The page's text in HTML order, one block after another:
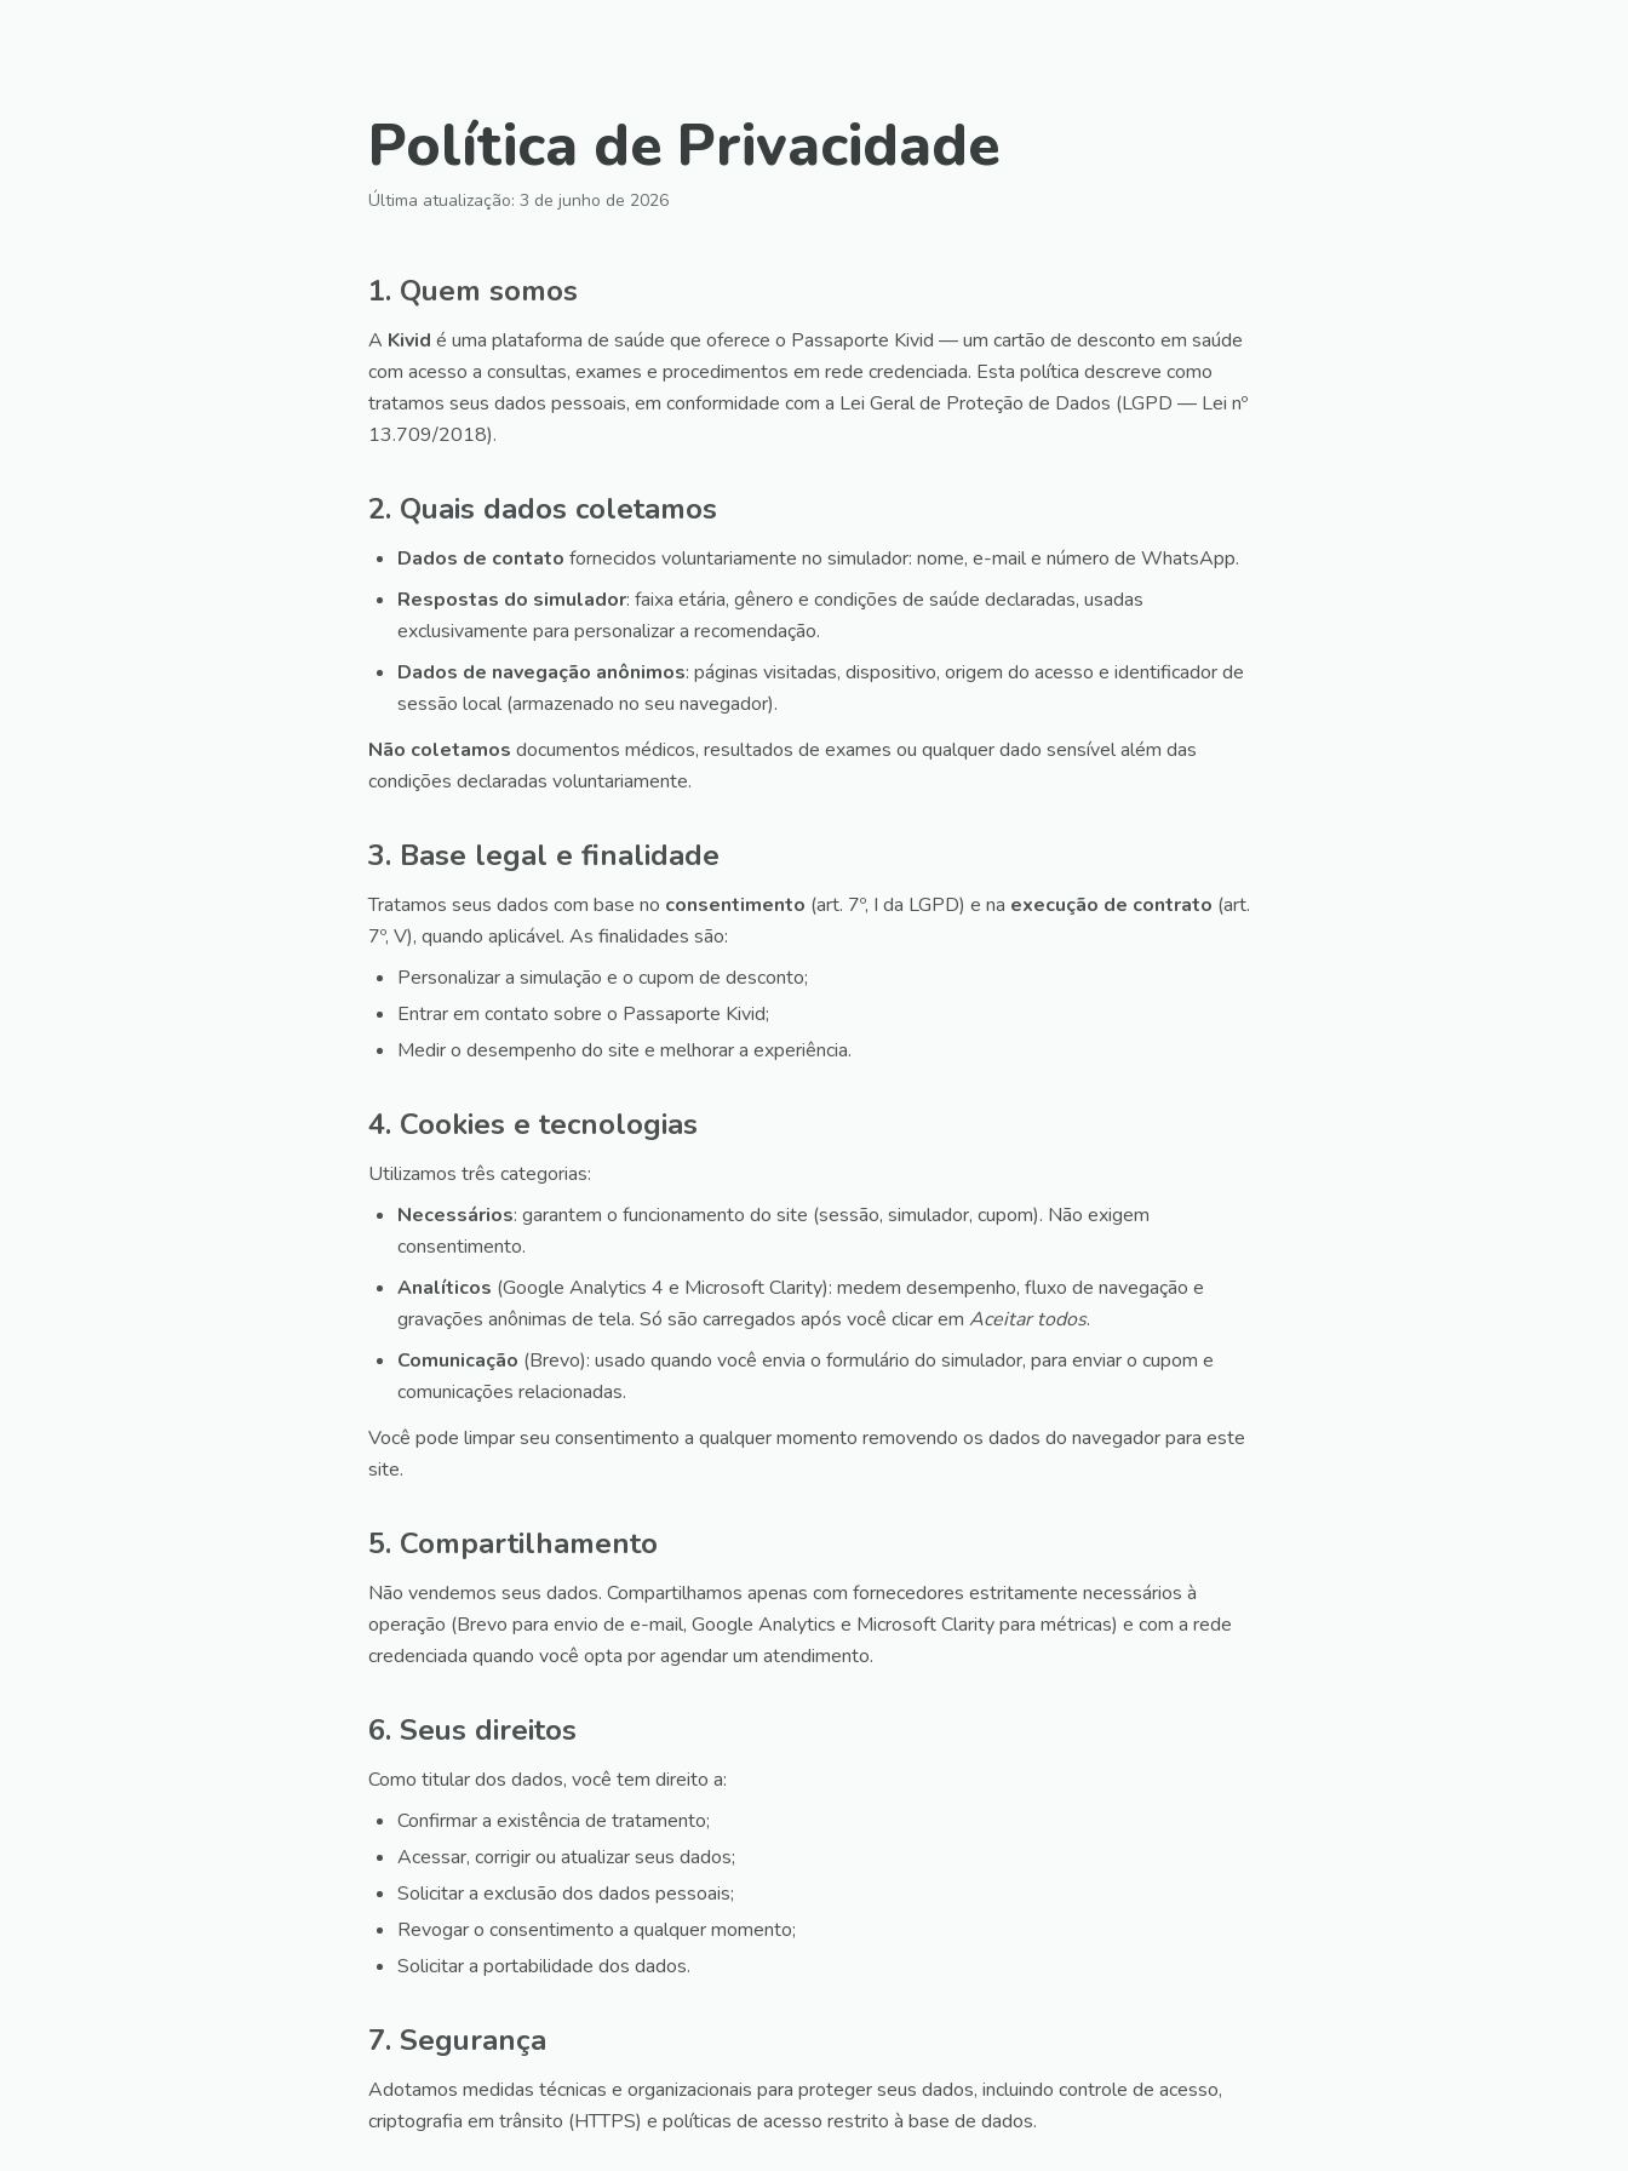
Política de Privacidade
Última atualização: 3 de junho de 2026
1. Quem somos
A Kivid é uma plataforma de saúde que oferece o Passaporte Kivid — um cartão de desconto em saúde
com acesso a consultas, exames e procedimentos em rede credenciada. Esta política descreve como
tratamos seus dados pessoais, em conformidade com a Lei Geral de Proteção de Dados (LGPD — Lei nº
13.709/2018).
2. Quais dados coletamos
Dados de contato fornecidos voluntariamente no simulador: nome, e-mail e número de WhatsApp.
Respostas do simulador: faixa etária, gênero e condições de saúde declaradas, usadas
exclusivamente para personalizar a recomendação.
Dados de navegação anônimos: páginas visitadas, dispositivo, origem do acesso e identificador de
sessão local (armazenado no seu navegador).
Não coletamos documentos médicos, resultados de exames ou qualquer dado sensível além das
condições declaradas voluntariamente.
3. Base legal e finalidade
Tratamos seus dados com base no consentimento (art. 7º, I da LGPD) e na execução de contrato (art.
7º, V), quando aplicável. As finalidades são:
Personalizar a simulação e o cupom de desconto;
Entrar em contato sobre o Passaporte Kivid;
Medir o desempenho do site e melhorar a experiência.
4. Cookies e tecnologias
Utilizamos três categorias:
Necessários: garantem o funcionamento do site (sessão, simulador, cupom). Não exigem
consentimento.
Analíticos (Google Analytics 4 e Microsoft Clarity): medem desempenho, fluxo de navegação e
gravações anônimas de tela. Só são carregados após você clicar em Aceitar todos.
Comunicação (Brevo): usado quando você envia o formulário do simulador, para enviar o cupom e
comunicações relacionadas.
Você pode limpar seu consentimento a qualquer momento removendo os dados do navegador para este
site.
5. Compartilhamento
Não vendemos seus dados. Compartilhamos apenas com fornecedores estritamente necessários à
operação (Brevo para envio de e-mail, Google Analytics e Microsoft Clarity para métricas) e com a rede
credenciada quando você opta por agendar um atendimento.
6. Seus direitos
Como titular dos dados, você tem direito a:
Confirmar a existência de tratamento;
Acessar, corrigir ou atualizar seus dados;
Solicitar a exclusão dos dados pessoais;
Revogar o consentimento a qualquer momento;
Solicitar a portabilidade dos dados.
7. Segurança
Adotamos medidas técnicas e organizacionais para proteger seus dados, incluindo controle de acesso,
criptografia em trânsito (HTTPS) e políticas de acesso restrito à base de dados.